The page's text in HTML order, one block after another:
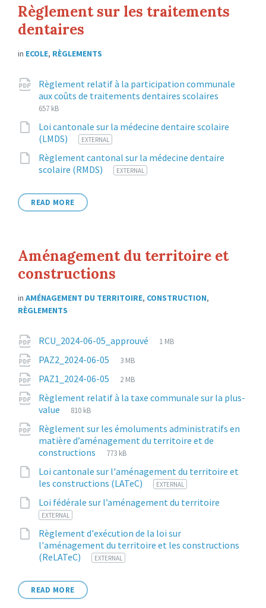
Règlement sur les traitements
dentaires
in ECOLE, RÈGLEMENTS
Attachments
Règlement relatif à la participation communale
aux coûts de traitements dentaires scolaires
657 kB
Loi cantonale sur la médecine dentaire scolaire
(LMDS)
File
1EXTERNAL
Règlement cantonal sur la médecine dentaire
scolaire (RMDS)
File
11EXTERNAL
READ MORE
Aménagement du territoire et
constructions
in AMÉNAGEMENT DU TERRITOIRE, CONSTRUCTION,
RÈGLEMENTS
Attachments
RCU_2024-06-05_approuvé
File
pdf
File
1 MB
PAZ2_2024-06-05
File
pdf
File
3 MB
PAZ1_2024-06-05
File
pdf
File
2 MB
Règlement relatif à la taxe communale sur la plus-
value
File
pdf
File
810 kB
Règlement sur les émoluments administratifs en
matière d’aménagement du territoire et de
constructions
File
pdf
File
773 kB
Loi cantonale sur l'aménagement du territoire et
les constructions (LATeC)
File
1EXTERNAL
Loi fédérale sur l’aménagement du territoire
EXTERNAL
Règlement d'exécution de la loi sur
l'aménagement du territoire et les constructions
(ReLATeC)
File
11EXTERNAL
READ MORE